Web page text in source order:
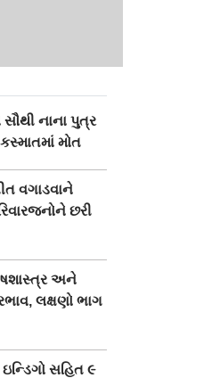
નાના પુત્ર
મોત
વગાડવાને
છરી
અને
લક્ષણો ભાગ
સહિત ૯